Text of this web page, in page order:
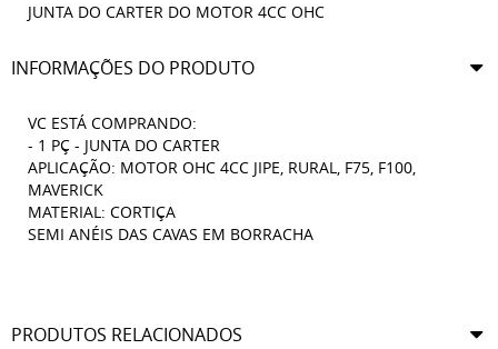
JUNTA DO CARTER DO MOTOR 4CC OHC
INFORMAÇÕES DO PRODUTO
VC ESTÁ COMPRANDO:
- 1 PÇ - JUNTA DO CARTER
APLICAÇÃO: MOTOR OHC 4CC JIPE, RURAL, F75, F100,
MAVERICK
MATERIAL: CORTIÇA
SEMI ANÉIS DAS CAVAS EM BORRACHA
PRODUTOS RELACIONADOS